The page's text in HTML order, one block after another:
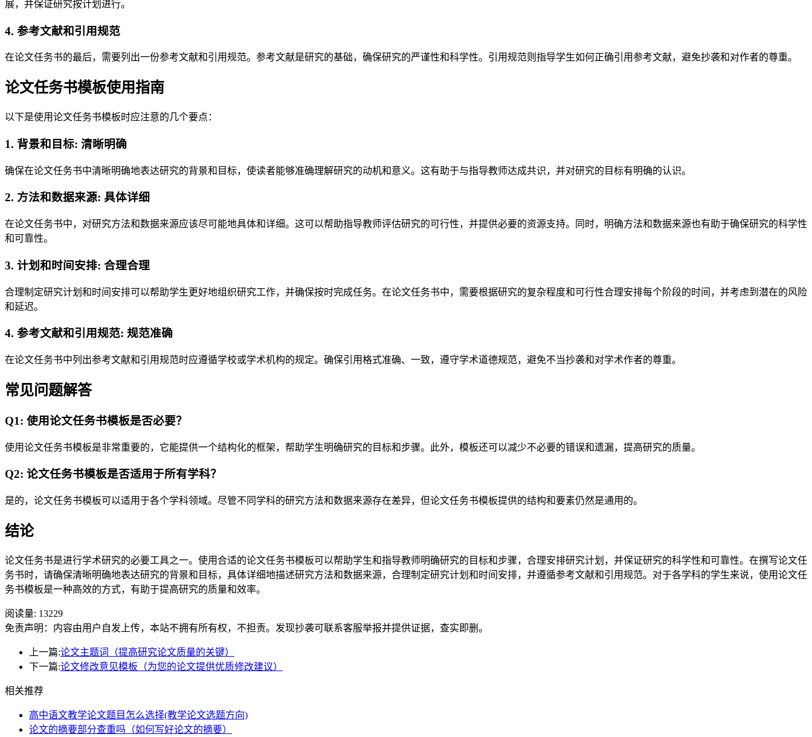
展，并保证研究按计划进行。
4. 参考文献和引用规范
在论文任务书的最后，需要列出一份参考文献和引用规范。参考文献是研究的基础，确保研究的严谨性和科学性。引用规范则指导学生如何正确引用参考文献，避免抄袭和对作者的尊重。
论文任务书模板使用指南
以下是使用论文任务书模板时应注意的几个要点：
1. 背景和目标: 清晰明确
确保在论文任务书中清晰明确地表达研究的背景和目标，使读者能够准确理解研究的动机和意义。这有助于与指导教师达成共识，并对研究的目标有明确的认识。
2. 方法和数据来源: 具体详细
在论文任务书中，对研究方法和数据来源应该尽可能地具体和详细。这可以帮助指导教师评估研究的可行性，并提供必要的资源支持。同时，明确方法和数据来源也有助于确保研究的科学性
和可靠性。
3. 计划和时间安排: 合理合理
合理制定研究计划和时间安排可以帮助学生更好地组织研究工作，并确保按时完成任务。在论文任务书中，需要根据研究的复杂程度和可行性合理安排每个阶段的时间，并考虑到潜在的风险
和延迟。
4. 参考文献和引用规范: 规范准确
在论文任务书中列出参考文献和引用规范时应遵循学校或学术机构的规定。确保引用格式准确、一致，遵守学术道德规范，避免不当抄袭和对学术作者的尊重。
常见问题解答
Q1: 使用论文任务书模板是否必要？
使用论文任务书模板是非常重要的，它能提供一个结构化的框架，帮助学生明确研究的目标和步骤。此外，模板还可以减少不必要的错误和遗漏，提高研究的质量。
Q2: 论文任务书模板是否适用于所有学科？
是的，论文任务书模板可以适用于各个学科领域。尽管不同学科的研究方法和数据来源存在差异，但论文任务书模板提供的结构和要素仍然是通用的。
结论
论文任务书是进行学术研究的必要工具之一。使用合适的论文任务书模板可以帮助学生和指导教师明确研究的目标和步骤，合理安排研究计划，并保证研究的科学性和可靠性。在撰写论文任
务书时，请确保清晰明确地表达研究的背景和目标，具体详细地描述研究方法和数据来源，合理制定研究计划和时间安排，并遵循参考文献和引用规范。对于各学科的学生来说，使用论文任
务书模板是一种高效的方式，有助于提高研究的质量和效率。
阅读量: 13229
免责声明：内容由用户自发上传，本站不拥有所有权，不担责。发现抄袭可联系客服举报并提供证据，查实即删。
上一篇:论文主题词（提高研究论文质量的关键）
下一篇:论文修改意见模板（为您的论文提供优质修改建议）
相关推荐
高中语文教学论文题目怎么选择(教学论文选题方向)
论文的摘要部分查重吗（如何写好论文的摘要）